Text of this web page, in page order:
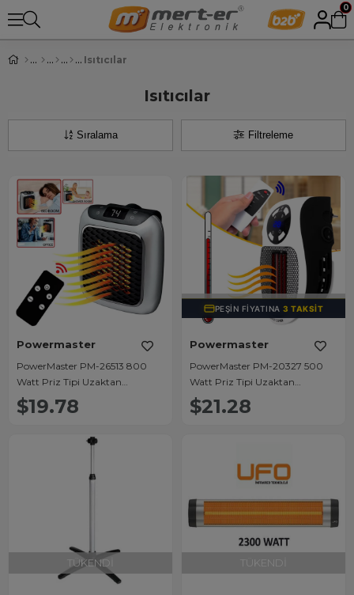
0
Isıtıcılar
Isıtıcılar
Filtreleme
Sıralama
Powermaster
PowerMaster PM-26513 800
Watt Priz Tipi Uzaktan
Kumandalı Taşınabilir Isıtıcı
(Zamanlayıcı - Otomatik
$19.78
TÜKENDI
PEŞIN FIYATINA3 TAKSIT
Powermaster
PowerMaster PM-20327 500
Watt Priz Tipi Uzaktan
Kumandalı Taşınabilir Isıtıcı
(Zamanlayıcı - Otomatik
$21.28
TÜKENDI TÜKENDI